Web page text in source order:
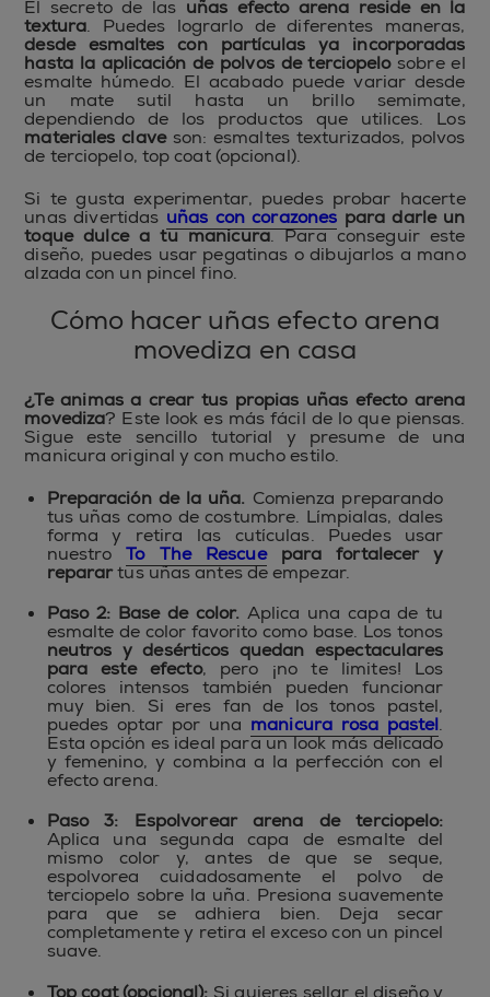
El secreto de las uñas efecto arena reside en la
textura. Puedes lograrlo de diferentes maneras,
desde esmaltes con partículas ya incorporadas
hasta la aplicación de polvos de terciopelosobre el
esmalte húmedo. El acabado puede variar desde
un mate sutil hasta un brillo semimate,
dependiendo de los productos que utilices. Los
materiales claveson: esmaltes texturizados, polvos
de terciopelo, top coat (opcional).
Si te gusta experimentar, puedes probar hacerte
unas divertidas uñas con corazones para darle un
toque dulce a tu manicura. Para conseguir este
diseño, puedes usar pegatinas o dibujarlos a mano
alzada con un pincel fino.
Cómo hacer uñas efecto arena
movediza en casa
¿Te animas a crear tus propias uñas efecto arena
movediza? Este look es más fácil de lo que piensas.
Sigue este sencillo tutorial y presume de una
manicura original y con mucho estilo.
Preparación de la uña. Comienza preparando
tus uñas como de costumbre. Límpialas, dales
forma y retira las cutículas. Puedes usar
nuestroTo The Rescuepara fortalecer y
reparartus uñas antes de empezar.
Paso 2: Base de color. Aplica una capa de tu
esmalte de color favorito como base. Los tonos
neutros y desérticos quedan espectaculares
para este efecto, pero ¡no te limites! Los
colores intensos también pueden funcionar
muy bien. Si eres fan de los tonos pastel,
puedes optar por una manicura rosa pastel.
Esta opción es ideal para un look más delicado
y femenino, y combina a la perfección con el
efecto arena.
Paso 3: Espolvorear arena de terciopelo:
Aplica una segunda capa de esmalte del
mismo color y, antes de que se seque,
espolvorea cuidadosamente el polvo de
terciopelo sobre la uña. Presiona suavemente
para que se adhiera bien. Deja secar
completamente y retira el exceso con un pincel
suave.
Top coat (opcional): Si quieres sellar el diseño y